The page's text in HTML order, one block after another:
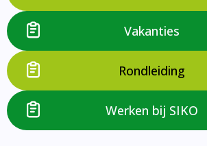
Vakanties
Rondleiding
Werken bij SIKO